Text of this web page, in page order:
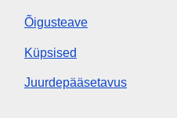
Õigusteave
Küpsised
Juurdepääsetavus